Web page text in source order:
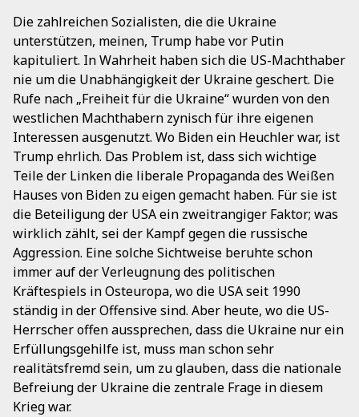
Die zahlreichen Sozialisten, die die Ukraine
unterstützen, meinen, Trump habe vor Putin
kapituliert. In Wahrheit haben sich die US-Machthaber
nie um die Unabhängigkeit der Ukraine geschert. Die
Rufe nach „Freiheit für die Ukraine“ wurden von den
westlichen Machthabern zynisch für ihre eigenen
Interessen ausgenutzt. Wo Biden ein Heuchler war, ist
Trump ehrlich. Das Problem ist, dass sich wichtige
Teile der Linken die liberale Propaganda des Weißen
Hauses von Biden zu eigen gemacht haben. Für sie ist
die Beteiligung der USA ein zweitrangiger Faktor; was
wirklich zählt, sei der Kampf gegen die russische
Aggression. Eine solche Sichtweise beruhte schon
immer auf der Verleugnung des politischen
Kräftespiels in Osteuropa, wo die USA seit 1990
ständig in der Offensive sind. Aber heute, wo die US-
Herrscher offen aussprechen, dass die Ukraine nur ein
Erfüllungsgehilfe ist, muss man schon sehr
realitätsfremd sein, um zu glauben, dass die nationale
Befreiung der Ukraine die zentrale Frage in diesem
Krieg war.